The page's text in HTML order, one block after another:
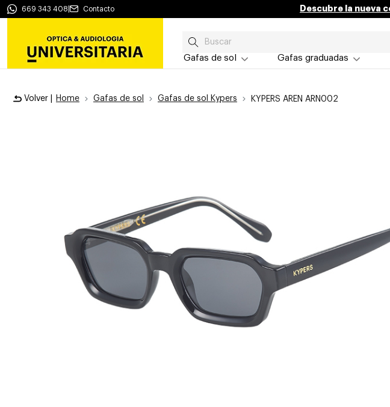
669 343 408 Contacto Descubre la nueva
Gafas de sol Gafas graduadas
Volver | Home Gafas de sol Gafas de sol Kypers KYPERS AREN ARN002